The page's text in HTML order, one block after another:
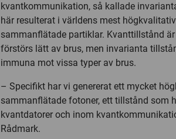
kvantkommunikation, så kallade
här resulterat i världens mest
sammanflätade partiklar. Kvanttillstånd
förstörs lätt av brus, men invarianta
immuna mot vissa typer av brus.
– Specifikt har vi genererat ett mycket
sammanflätade fotoner, ett tillstånd som
kvantdatorer och inom
Rådmark.